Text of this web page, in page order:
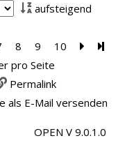
aufsteigend
8 9 10 ZurZur
pro Seite
Permalink
als E-Mail versenden
OPEN V 9.0.1.0